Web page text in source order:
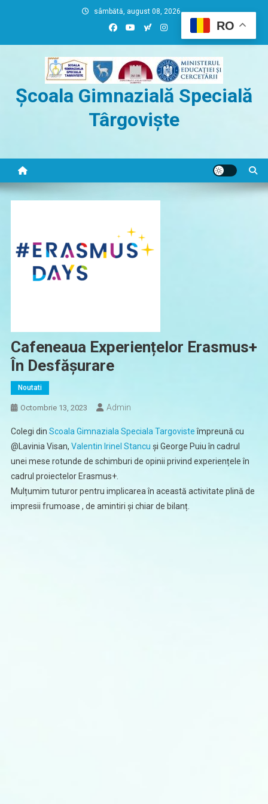
sâmbătă, august 08, 2026
Școala Gimnazială Specială
Târgoviște
Cafeneaua Experiențelor Erasmus+
În Desfășurare
Noutati
Octombrie 13, 2023 Admin
Colegi din Scoala Gimnaziala Speciala Targovisteîmpreună cu
@Lavinia Visan, Valentin Irinel Stancu și George Puiu în cadrul
unei mese rotunde de schimburi de opinii privind experiențele în
cadrul proiectelor Erasmus+.
Mulțumim tuturor pentru implicarea în această activitate plină de
impresii frumoase , de amintiri și chiar de bilanț.
RO